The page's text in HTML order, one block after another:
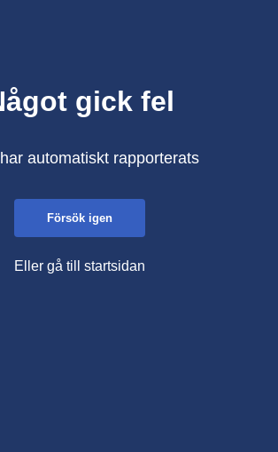
gick fel
automatiskt rapporterats
Försök igen
Eller gå till startsidan